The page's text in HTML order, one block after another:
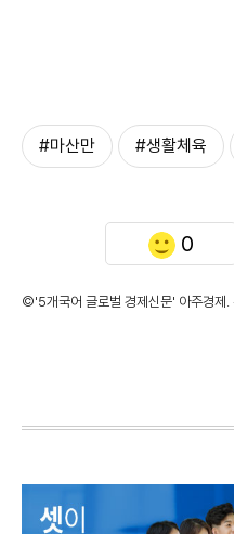
#마산만 #생활체육
0
©'5개국어 글로벌 경제신문' 아주경제.